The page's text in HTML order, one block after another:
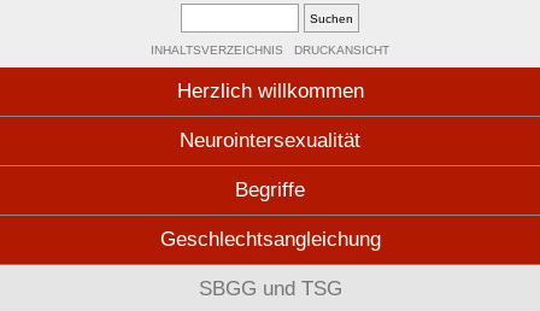
INHALTSVERZEICHNIS DRUCKANSICHT
Herzlich willkommen
Neurointersexualität
Begriffe
Geschlechtsangleichung
SBGG und TSG